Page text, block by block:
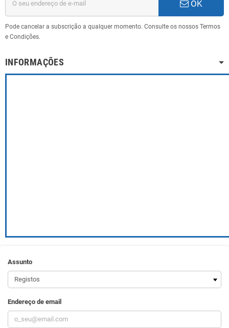
OK
Pode cancelar a subscrição a qualquer momento. Consulte os nossos Termos
e Condições.
INFORMAÇÕES
Assunto
Endereço de email